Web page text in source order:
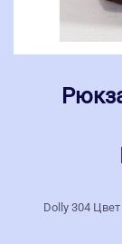
Dolly 304